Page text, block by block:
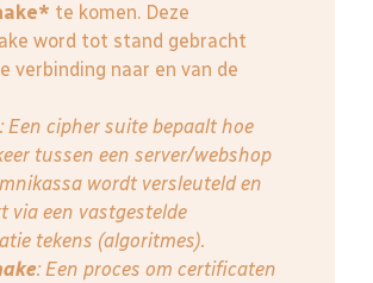
te komen. Deze
word tot stand gebracht
verbinding naar en van de
: Een cipher suite bepaalt hoe
tussen een server/webshop
wordt versleuteld en
via een vastgestelde
tekens (algoritmes).
: Een proces om certificaten